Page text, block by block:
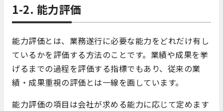
1-2. 能力評価
能力評価とは、業務遂行に必要な能力をどれだけ有し
ているかを評価する方法のことです。業績や成果を挙
げるまでの過程を評価する指標でもあり、従来の業
績・成果重視の評価とは一線を画しています。
能力評価の項目は会社が求める能力に応じて定めます